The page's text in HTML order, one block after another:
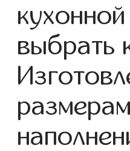
выбрать